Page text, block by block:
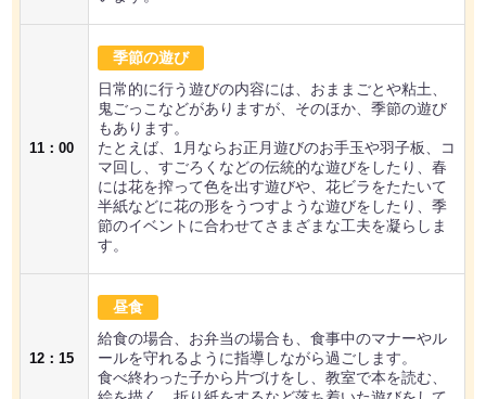
11：00
季節の遊び
日常的に行う遊びの内容には、おままごとや粘土、
鬼ごっこなどがありますが、そのほか、季節の遊び
もあります。
たとえば、1月ならお正月遊びのお手玉や羽子板、コ
マ回し、すごろくなどの伝統的な遊びをしたり、春
には花を搾って色を出す遊びや、花ビラをたたいて
半紙などに花の形をうつすような遊びをしたり、季
節のイベントに合わせてさまざまな工夫を凝らしま
す。
12：15
昼食
給食の場合、お弁当の場合も、食事中のマナーやル
ールを守れるように指導しながら過ごします。
食べ終わった子から片づけをし、教室で本を読む、